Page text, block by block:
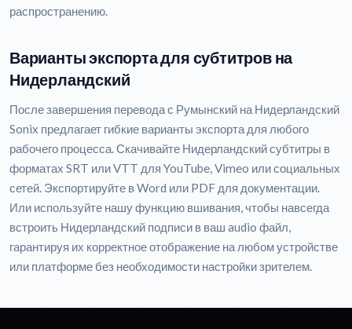
распространению.
Варианты экспорта для субтитров на
Нидерландский
После завершения перевода с Румынский на Нидерландский
Sonix предлагает гибкие варианты экспорта для любого
рабочего процесса. Скачивайте Нидерландский субтитры в
форматах SRT или VTT для YouTube, Vimeo или социальных
сетей. Экспортируйте в Word или PDF для документации.
Или используйте нашу функцию вшивания, чтобы навсегда
встроить Нидерландский подписи в ваш audio файл,
гарантируя их корректное отображение на любом устройстве
или платформе без необходимости настройки зрителем.